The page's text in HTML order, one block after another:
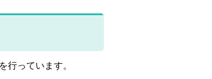
っています。